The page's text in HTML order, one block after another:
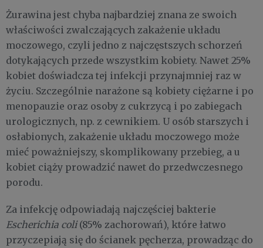
Żurawina jest chyba najbardziej znana ze swoich
właściwości zwalczających zakażenie układu
moczowego, czyli jedno z najczęstszych schorzeń
dotykających przede wszystkim kobiety. Nawet 25%
kobiet doświadcza tej infekcji przynajmniej raz w
życiu. Szczególnie narażone są kobiety ciężarne i po
menopauzie oraz osoby z cukrzycą i po zabiegach
urologicznych, np. z cewnikiem. U osób starszych i
osłabionych, zakażenie układu moczowego może
mieć poważniejszy, skomplikowany przebieg, a u
kobiet ciąży prowadzić nawet do przedwczesnego
porodu.
Za infekcję odpowiadają najczęściej bakterie
Escherichia coli(85% zachorowań), które łatwo
przyczepiają się do ścianek pęcherza, prowadząc do